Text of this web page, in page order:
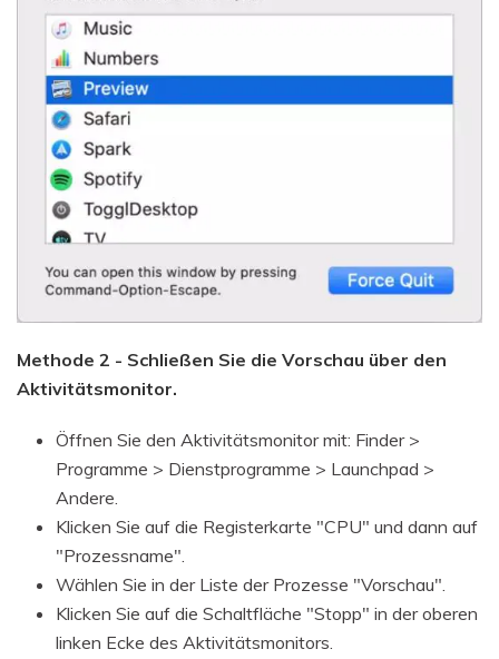
Methode 2 - Schließen Sie die Vorschau über den
Aktivitätsmonitor.
Öffnen Sie den Aktivitätsmonitor mit: Finder >
Programme > Dienstprogramme > Launchpad >
Andere.
Klicken Sie auf die Registerkarte "CPU" und dann auf
"Prozessname".
Wählen Sie in der Liste der Prozesse "Vorschau".
Klicken Sie auf die Schaltfläche "Stopp" in der oberen
linken Ecke des Aktivitätsmonitors.